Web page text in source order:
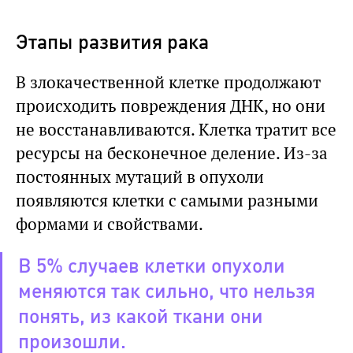
Этапы развития рака
В злокачественной клетке продолжают
происходить повреждения ДНК, но они
не восстанавливаются. Клетка тратит все
ресурсы на бесконечное деление. Из-за
постоянных мутаций в опухоли
появляются клетки с самыми разными
формами и свойствами.
В 5% случаев клетки опухоли
меняются так сильно, что нельзя
понять, из какой ткани они
произошли.